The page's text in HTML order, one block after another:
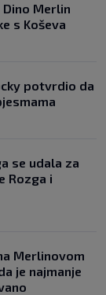
Merlin
s Koševa
potvrdio da
se udala za
Rozga i
Merlinovom
je najmanje